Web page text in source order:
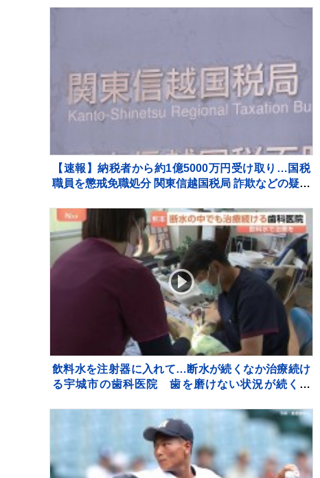
【速報】納税者から約1億5000万円受け取り…国税
職員を懲戒免職処分 関東信越国税局 詐欺などの疑い
飲料水を注射器に入れて…断水が続くなか治療続け
る宇城市の歯科医院 歯を磨けない状況が続くと